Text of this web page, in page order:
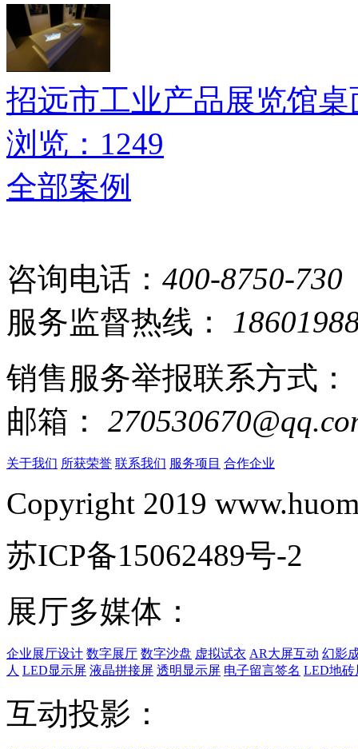
招远市工业产品展览馆
浏览：1249
全部案例
咨询电话： 400-8750-730
服务监督热线：
销售服务举报联系方式：
邮箱：
关于我们 所获荣誉 联系我们 服务项目 合作企业
Copyright 2019
苏ICP备15062489号-2
展厅多媒体：
企业展厅设计 数字展厅 数字沙盘 虚拟试衣 AR大屏互动 幻影
人 LED显示屏 液晶拼接屏 透明显示屏 电子留言签名 LED地砖
互动投影：